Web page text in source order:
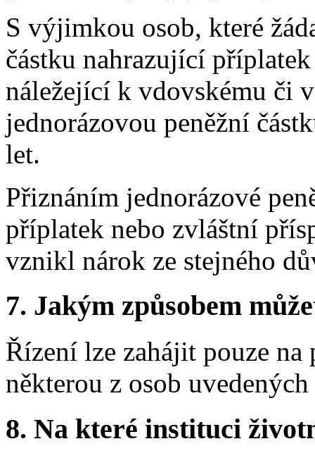
S výjimkou osob, které
částku nahrazující
náležející k vdovskému či
jednorázovou peněžní
let.
Přiznáním jednorázové
příplatek nebo zvláštní
vznikl nárok ze stejného
7. Jakým způsobem
Řízení lze zahájit pouze na
některou z osob
8. Na které instituci